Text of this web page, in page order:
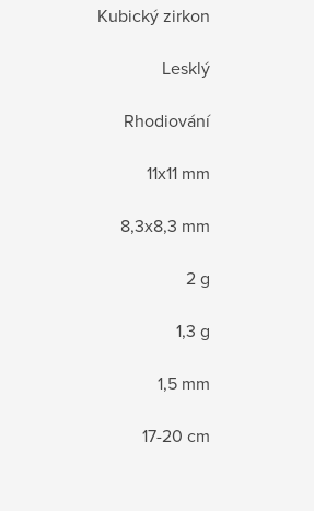
Kubický zirkon
Lesklý
Rhodiování
11x11 mm
8,3x8,3 mm
2 g
1,3 g
1,5 mm
17-20 cm